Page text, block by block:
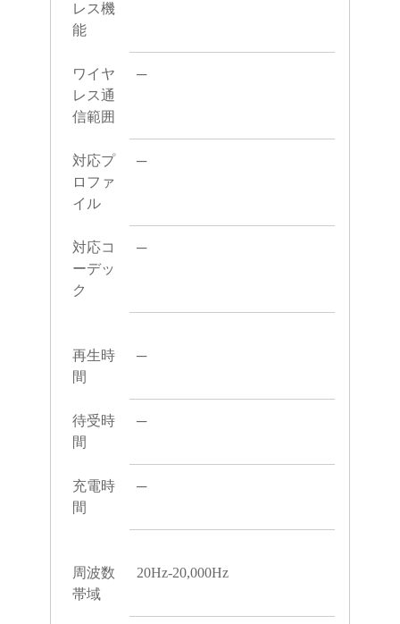
レス機
能
ワイヤ
レス通
信範囲
─
対応プ
ロファ
イル
─
対応コ
ーデッ
ク
─
再生時
間
─
待受時
間
─
充電時
間
─
周波数
帯域
20Hz-20,000Hz